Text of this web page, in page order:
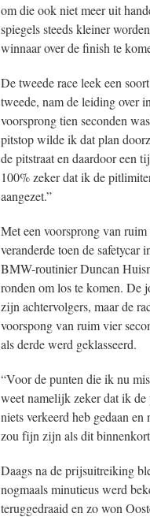
om die ook niet meer uit
spiegels steeds kleiner
winnaar over de finish te
De tweede race leek een
tweede, nam de leiding over
voorsprong tien seconden
pitstop wilde ik dat plan
de pitstraat en daardoor een
100% zeker dat ik de
aangezet.”
Met een voorsprong van
veranderde toen de safetycar
BMW-routinier Duncan
ronden om los te komen. De
zijn achtervolgers, maar de
voorspong van ruim vier
als derde werd geklasseerd.
“Voor de punten die ik nu
weet namelijk zeker dat ik
niets verkeerd heb gedaan
zou fijn zijn als dit
Daags na de prijsuitreiking
nogmaals minutieus werd
teruggedraaid en zo won